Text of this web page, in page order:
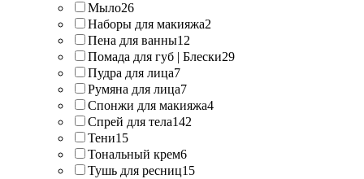
Мыло26
Наборы для макияжа2
Пена для ванны12
Помада для губ | Блески29
Пудра для лица7
Румяна для лица7
Спонжи для макияжа4
Спрей для тела142
Тени15
Тональный крем6
Тушь для ресниц15